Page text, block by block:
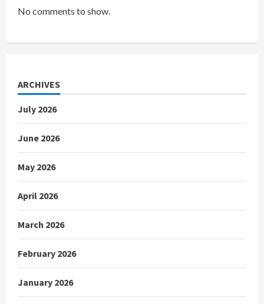
No comments to show.
ARCHIVES
July 2026
June 2026
May 2026
April 2026
March 2026
February 2026
January 2026